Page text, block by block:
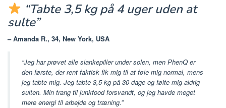
“Tabte 3,5 kg på 4 uger uden at
sulte”
– Amanda R., 34, New York, USA
“Jeg har prøvet alle slankepiller under solen, men PhenQ er
den første, der rent faktisk fik mig til at føle mig normal, mens
jeg tabte mig. Jeg tabte 3,5 kg på 30 dage og følte mig aldrig
sulten. Min trang til junkfood forsvandt, og jeg havde meget
mere energi til arbejde og træning.”